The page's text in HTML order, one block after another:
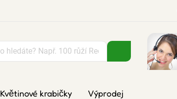
Květinové krabičky Výprodej